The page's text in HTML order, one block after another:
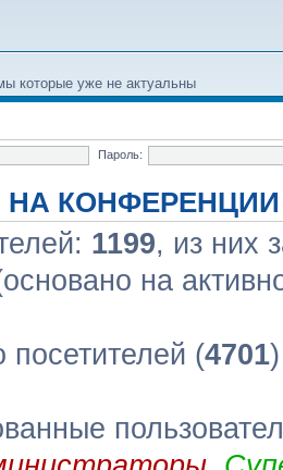
которые уже не актуальны
Пароль:
НА КОНФЕРЕНЦИИ
1199, из них
на
посетителей (4701